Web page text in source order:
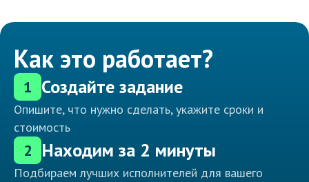
Как это работает?
1 Создайте задание
Опишите, что нужно сделать, укажите сроки и
стоимость
2 Находим за 2 минуты
Подбираем лучших исполнителей для вашего